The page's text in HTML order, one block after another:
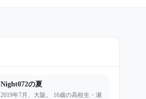
Night072の夏
2019年7月、大阪。 16歳の高校生・瀬